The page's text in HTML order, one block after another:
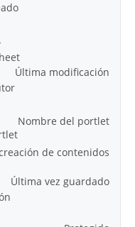
Última modificación
Nombre del portlet
de contenidos
Última vez guardado